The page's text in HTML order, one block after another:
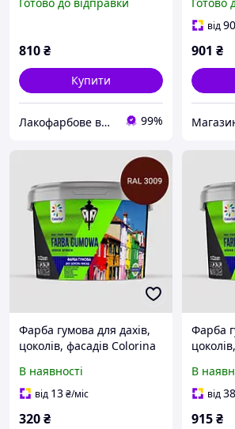
810₴
Купити
Лакофарбове виробництво Akrilika-Fantazia 99%
3009
від90
901 ₴
Фарба гумова для дахів,
цоколів, фасадів Colorina
3009) 1.2 кг
В наявності
від 13₴/міс
320₴
Фарба
3009)
В
від38
915₴